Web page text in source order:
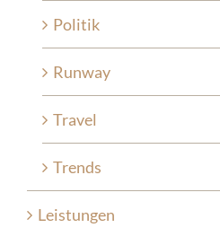
Politik
Runway
Travel
Trends
Leistungen